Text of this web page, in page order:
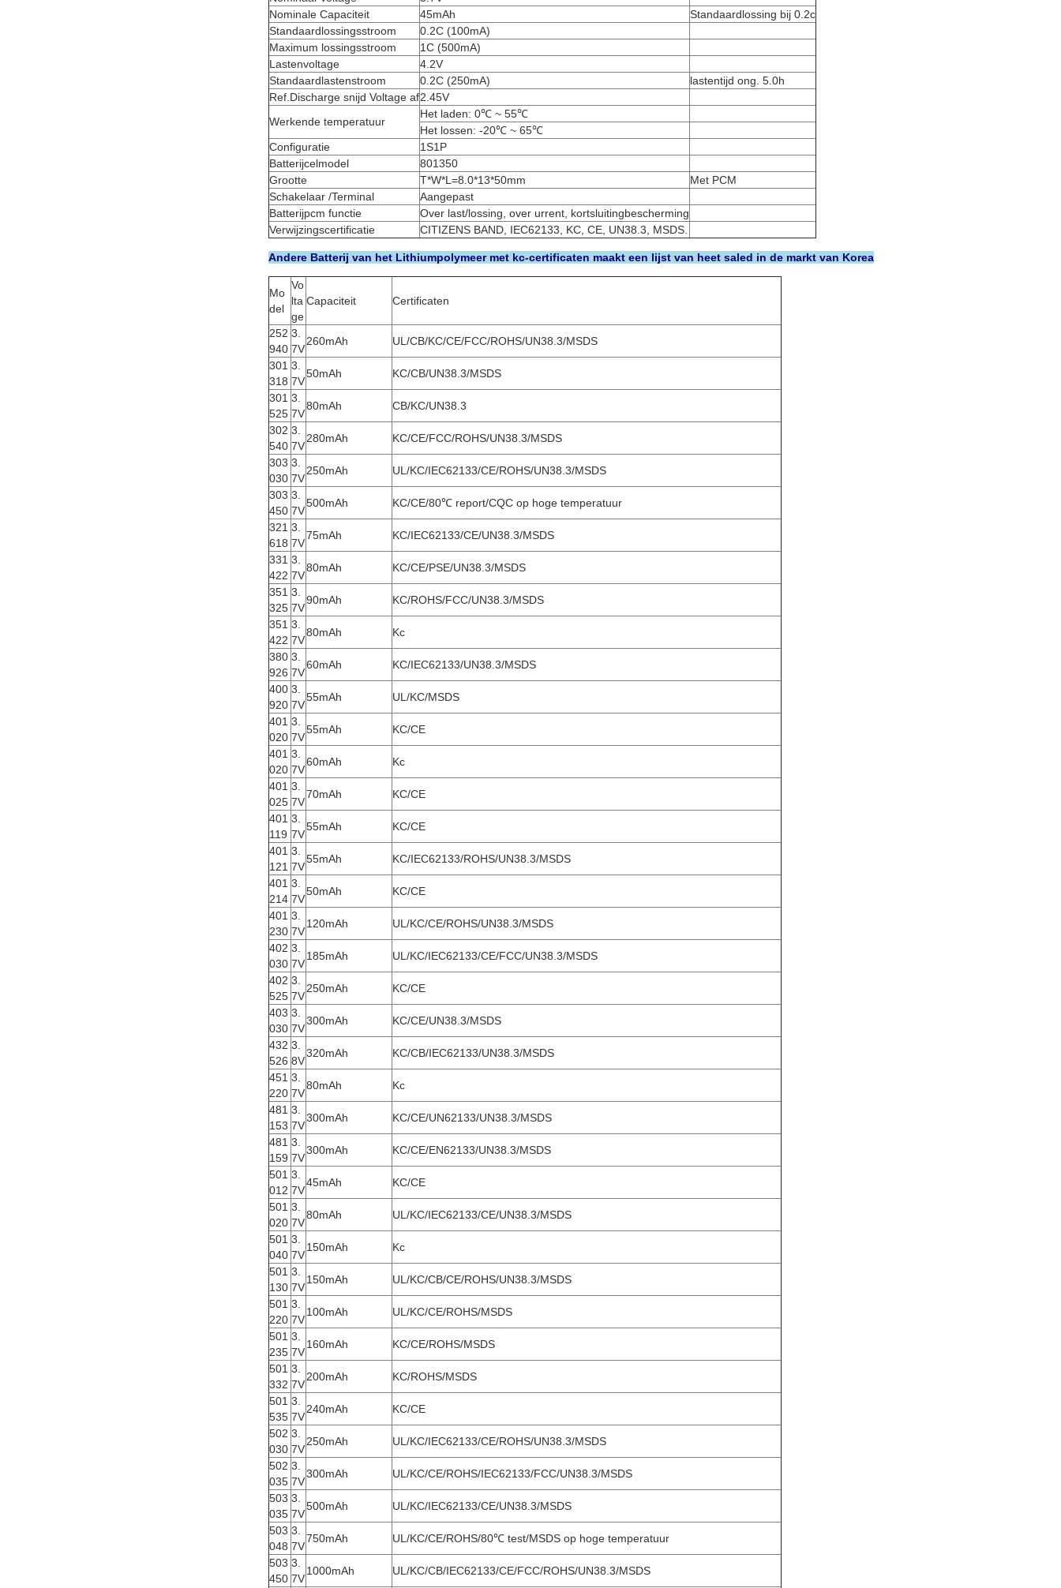
Nominale Capaciteit
45mAh
Standaardlossing bij 0.2c
Standaardlossingsstroom
0.2C (100mA)
Maximum lossingsstroom
1C (500mA)
Lastenvoltage
4.2V
Standaardlastenstroom
0.2C (250mA)
lastentijd ong. 5.0h
Ref.Discharge snijd Voltage af2.45V
Werkende temperatuur
Het laden: 0℃ ~ 55℃
Het lossen: -20℃ ~ 65℃
Configuratie
1S1P
Batterijcelmodel
801350
Grootte
T*W*L=8.0*13*50mm
Met PCM
Schakelaar /Terminal
Aangepast
Batterijpcm functie
Over last/lossing, over urrent, kortsluitingbescherming
Verwijzingscertificatie
CITIZENS BAND, IEC62133, KC, CE, UN38.3, MSDS.
Andere Batterij van het Lithiumpolymeer met kc-certificaten maakt een lijst van heet saled in de markt van Korea
Mo
del
Vo
lta
ge
Capaciteit Certificaten
252
940
3.
7V
260mAh
UL/CB/KC/CE/FCC/ROHS/UN38.3/MSDS
301
318
3.
7V
50mAh
KC/CB/UN38.3/MSDS
301
525
3.
7V
80mAh
CB/KC/UN38.3
302
540
3.
7V
280mAh
KC/CE/FCC/ROHS/UN38.3/MSDS
303
030
3.
7V
250mAh
UL/KC/IEC62133/CE/ROHS/UN38.3/MSDS
303
450
3.
7V
500mAh
KC/CE/80℃ report/CQC op hoge temperatuur
321
618
3.
7V
75mAh
KC/IEC62133/CE/UN38.3/MSDS
331
422
3.
7V
80mAh
KC/CE/PSE/UN38.3/MSDS
351
325
3.
7V
90mAh
KC/ROHS/FCC/UN38.3/MSDS
351
422
3.
7V
80mAh
Kc
380
926
3.
7V
60mAh
KC/IEC62133/UN38.3/MSDS
400
920
3.
7V
55mAh
UL/KC/MSDS
401
020
3.
7V
55mAh
KC/CE
401
020
3.
7V
60mAh
Kc
401
025
3.
7V
70mAh
KC/CE
401
119
3.
7V
55mAh
KC/CE
401
121
3.
7V
55mAh
KC/IEC62133/ROHS/UN38.3/MSDS
401
214
3.
7V
50mAh
KC/CE
401
230
3.
7V
120mAh
UL/KC/CE/ROHS/UN38.3/MSDS
402
030
3.
7V
185mAh
UL/KC/IEC62133/CE/FCC/UN38.3/MSDS
402
525
3.
7V
250mAh
KC/CE
403
030
3.
7V
300mAh
KC/CE/UN38.3/MSDS
432
526
3.
8V
320mAh
KC/CB/IEC62133/UN38.3/MSDS
451
220
3.
7V
80mAh
Kc
481
153
3.
7V
300mAh
KC/CE/UN62133/UN38.3/MSDS
481
159
3.
7V
300mAh
KC/CE/EN62133/UN38.3/MSDS
501
012
3.
7V
45mAh
KC/CE
501
020
3.
7V
80mAh
UL/KC/IEC62133/CE/UN38.3/MSDS
501
040
3.
7V
150mAh
Kc
501
130
3.
7V
150mAh
UL/KC/CB/CE/ROHS/UN38.3/MSDS
501
220
3.
7V
100mAh
UL/KC/CE/ROHS/MSDS
501
235
3.
7V
160mAh
KC/CE/ROHS/MSDS
501
332
3.
7V
200mAh
KC/ROHS/MSDS
501
535
3.
7V
240mAh
KC/CE
502
030
3.
7V
250mAh
UL/KC/IEC62133/CE/ROHS/UN38.3/MSDS
502
035
3.
7V
300mAh
UL/KC/CE/ROHS/IEC62133/FCC/UN38.3/MSDS
503
035
3.
7V
500mAh
UL/KC/IEC62133/CE/UN38.3/MSDS
503
048
3.
7V
750mAh
UL/KC/CE/ROHS/80℃ test/MSDS op hoge temperatuur
503
450
3.
7V
1000mAh UL/KC/CB/IEC62133/CE/FCC/ROHS/UN38.3/MSDS